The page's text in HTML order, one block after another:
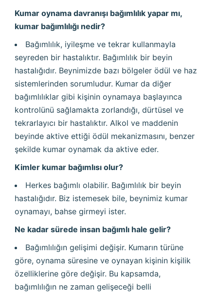
Kumar oynama davranışı bağımlılık yapar mı,
kumar bağımlılığı nedir?
Bağımlılık, iyileşme ve tekrar kullanmayla
seyreden bir hastalıktır. Bağımlılık bir beyin
hastalığıdır. Beynimizde bazı bölgeler ödül ve haz
sistemlerinden sorumludur. Kumar da diğer
bağımlılıklar gibi kişinin oynamaya başlayınca
kontrolünü sağlamakta zorlandığı, dürtüsel ve
tekrarlayıcı bir hastalıktır. Alkol ve maddenin
beyinde aktive ettiği ödül mekanizmasını, benzer
şekilde kumar oynamak da aktive eder.
Kimler kumar bağımlısı olur?
Herkes bağımlı olabilir. Bağımlılık bir beyin
hastalığıdır. Biz istemesek bile, beynimiz kumar
oynamayı, bahse girmeyi ister.
Ne kadar sürede insan bağımlı hale gelir?
Bağımlılığın gelişimi değişir. Kumarın türüne
göre, oynama süresine ve oynayan kişinin kişilik
özelliklerine göre değişir. Bu kapsamda,
bağımlılığın ne zaman gelişeceği belli